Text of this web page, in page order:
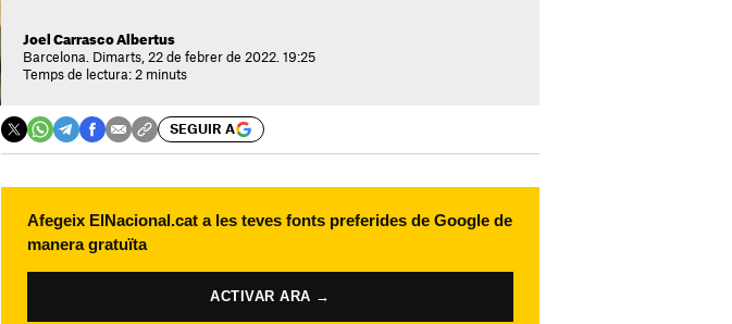
Joel Carrasco Albertus
Barcelona. Dimarts, 22 de febrer de 2022. 19:25
Temps de lectura: 2 minuts
SEGUIR A
Afegeix ElNacional.cat a les teves fonts preferides de Google de
manera gratuïta
ACTIVAR ARA →